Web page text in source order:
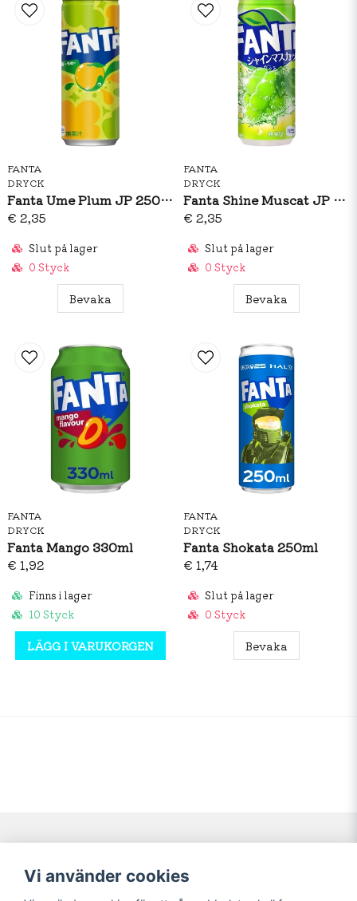
FANTA
DRYCK
Fanta Ume Plum JP 250ml
€ 2,35
Slut på lager
0 Styck
Bevaka
FANTA
DRYCK
Fanta Shine Muscat JP 250ml
€ 2,35
Slut på lager
0 Styck
Bevaka
FANTA
DRYCK
Fanta Mango 330ml
€ 1,92
Finns i lager
10 Styck
LÄGG I VARUKORGEN
FANTA
DRYCK
Fanta Shokata 250ml
€ 1,74
Slut på lager
0 Styck
Bevaka
Navigering Mitt konto
Logga in
Vi använder cookies